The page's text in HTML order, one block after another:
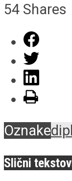
54 Shares
Oznake
Slični